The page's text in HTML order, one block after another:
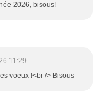
2026, bisous!
11:29
voeux !<br /> Bisous